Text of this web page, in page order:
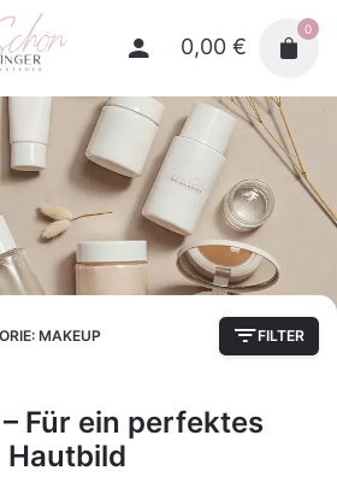
0,00 €
0
MAKEUP FILTER
Für ein perfektes
Hautbild